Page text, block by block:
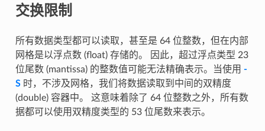
交换限制
所有数据类型都可以读取，甚至是 64 位整数，但在内部
网格是以浮点数 (float) 存储的。 因此，超过浮点类型 23
位尾数 (mantissa) 的整数值可能无法精确表示。当使用 -
S时，不涉及网格，我们将数据读取到中间的双精度
(double) 容器中。 这意味着除了 64 位整数之外，所有数
据都可以使用双精度类型的 53 位尾数来表示。